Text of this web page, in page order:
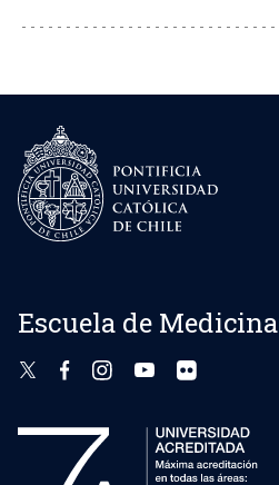
Escuela de Medicina